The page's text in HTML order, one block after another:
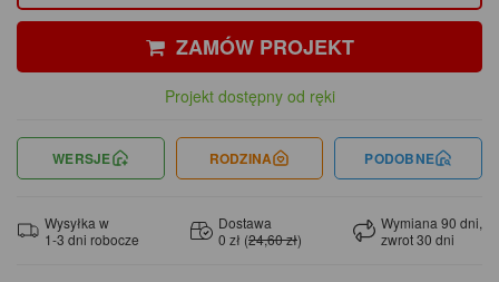
ZAMÓW PROJEKT
Projekt dostępny od ręki
WERSJE RODZINA PODOBNE
Wysyłka w
1-3 dni robocze
Dostawa
0 zł (24,60 zł)
Wymiana 90 dni,
zwrot 30 dni